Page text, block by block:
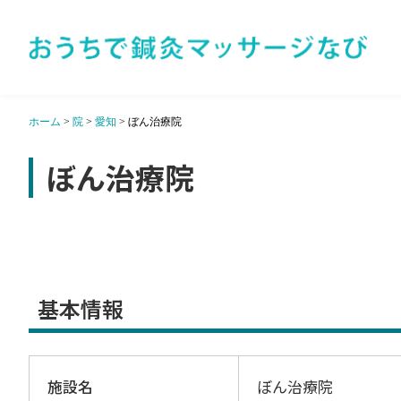
ホーム > 院 > 愛知 > ぼん治療院
ぼん治療院
基本情報
施設名 ぼん治療院